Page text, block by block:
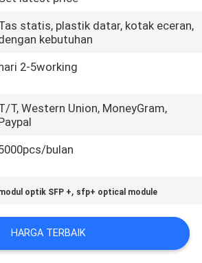
statis, plastik datar, kotak eceran,
kebutuhan
2-5working
T, Western Union, MoneyGram,
bulan
optik SFP +, sfp+ optical module
HARGA TERBAIK